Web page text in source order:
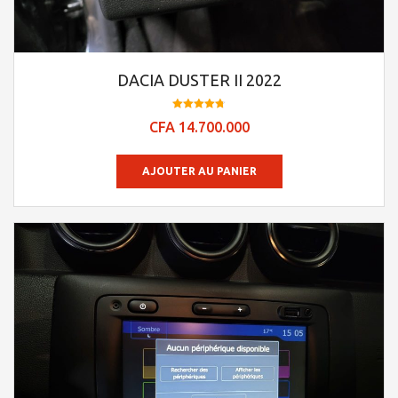
DACIA DUSTER II 2022
4.78
CFA14.700.000
AJOUTER AU PANIER